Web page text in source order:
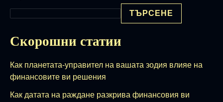
ТЪРСЕНЕ
Скорошни статии
Как планетата-управител на вашата зодия влияе на
финансовите ви решения
Как датата на раждане разкрива финансовия ви